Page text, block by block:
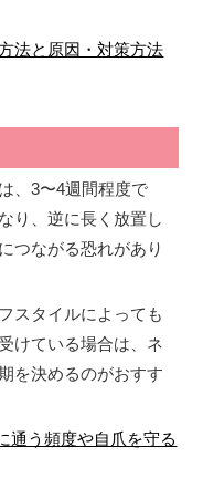
法と原因・対策方法
、3〜4週間程度で
り、逆に長く放置し
つながる恐れがあり
スタイルによっても
けている場合は、ネ
を決めるのがおすす
通う頻度や自爪を守る